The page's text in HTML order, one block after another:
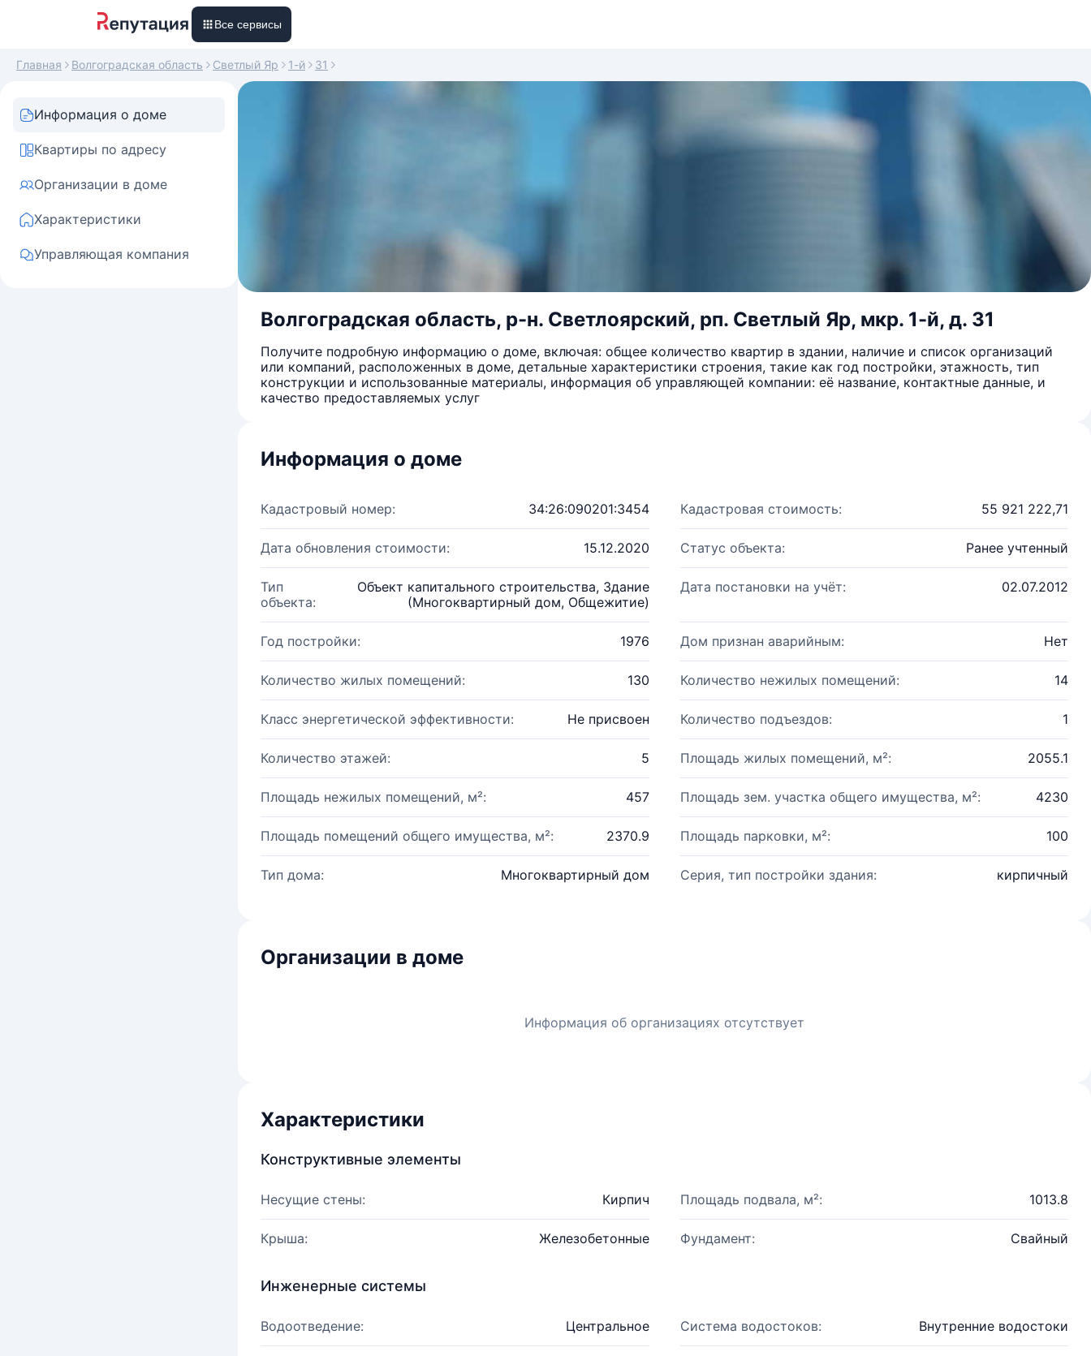
Все сервисы
Главная Волгоградская область Светлый Яр 1-й 31
Информация о доме
Квартиры по адресу
Организации в доме
Характеристики
Управляющая компания
Волгоградская область, р-н. Светлоярский, рп. Светлый Яр, мкр. 1-й, д. 31
Получите подробную информацию о доме, включая: общее количество квартир в здании, наличие и список организаций
или компаний, расположенных в доме, детальные характеристики строения, такие как год постройки, этажность, тип
конструкции и использованные материалы, информация об управляющей компании: её название, контактные данные, и
качество предоставляемых услуг
Информация о доме
Кадастровый номер: 34:26:090201:3454 Кадастровая стоимость: 55 921 222,71
Дата обновления стоимости: 15.12.2020 Статус объекта: Ранее учтенный
Тип
объекта:
Объект капитального строительства, Здание
(Многоквартирный дом, Общежитие)
Дата постановки на учёт: 02.07.2012
Год постройки: 1976 Дом признан аварийным: Нет
Количество жилых помещений: 130 Количество нежилых помещений: 14
Класс энергетической эффективности: Не присвоен Количество подъездов: 1
Количество этажей: 5 Площадь жилых помещений, м²: 2055.1
Площадь нежилых помещений, м²: 457 Площадь зем. участка общего имущества, м²: 4230
Площадь помещений общего имущества, м²: 2370.9 Площадь парковки, м²: 100
Тип дома: Многоквартирный дом Серия, тип постройки здания: кирпичный
Организации в доме
Информация об организациях отсутствует
Характеристики
Конструктивные элементы
Несущие стены: Кирпич Площадь подвала, м²: 1013.8
Крыша: Железобетонные Фундамент: Свайный
Инженерные системы
Водоотведение: Центральное Система водостоков: Внутренние водостоки